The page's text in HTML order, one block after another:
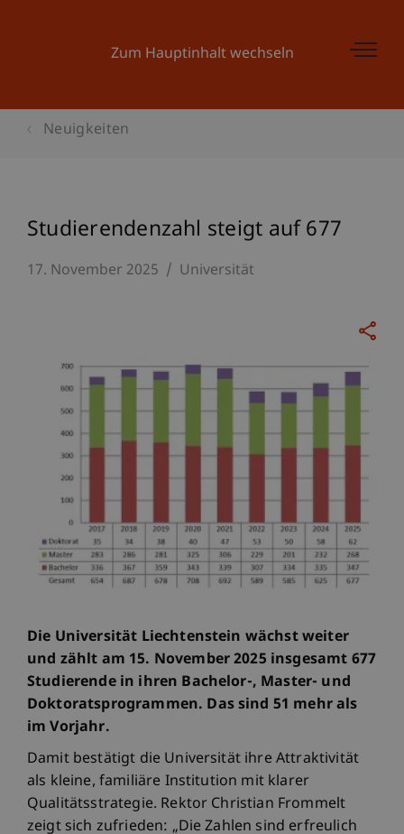
Zum Hauptinhalt wechseln
Neuigkeiten
Studierendenzahl steigt auf 677
17. November 2025 Universität
Die Universität Liechtenstein wächst weiter
und zählt am 15. November 2025 insgesamt 677
Studierende in ihren Bachelor-, Master- und
Doktoratsprogrammen. Das sind 51 mehr als
im Vorjahr.
Damit bestätigt die Universität ihre Attraktivität
als kleine, familiäre Institution mit klarer
Qualitätsstrategie. Rektor Christian Frommelt
zeigt sich zufrieden: „Die Zahlen sind erfreulich